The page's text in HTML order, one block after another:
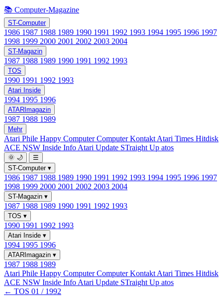
📚 Computer-Magazine
ST-Computer
1986 1987 1988 1989 1990 1991 1992 1993 1994 1995 1996 1997
1998 1999 2000 2001 2002 2003 2004
ST-Magazin
1987 1988 1989 1990 1991 1992 1993
TOS
1990 1991 1992 1993
Atari Inside
1994 1995 1996
ATARImagazin
1987 1988 1989
Mehr
Atari Phile Happy ComputerComputer Kontakt Atari Times Hitdisk
ACE NSW Inside Info Atari Update STraight Up atos
🌞 🌙
☰
ST-Computer ▾
1986 1987 1988 1989 1990 1991 1992 1993 1994 1995 1996 1997
1998 1999 2000 2001 2002 2003 2004
ST-Magazin ▾
1987 1988 1989 1990 1991 1992 1993
TOS ▾
1990 1991 1992 1993
Atari Inside ▾
1994 1995 1996
ATARImagazin ▾
1987 1988 1989
Atari Phile Happy ComputerComputer Kontakt Atari Times Hitdisk
ACE NSW Inside Info Atari Update STraight Up atos
← TOS 01 / 1992